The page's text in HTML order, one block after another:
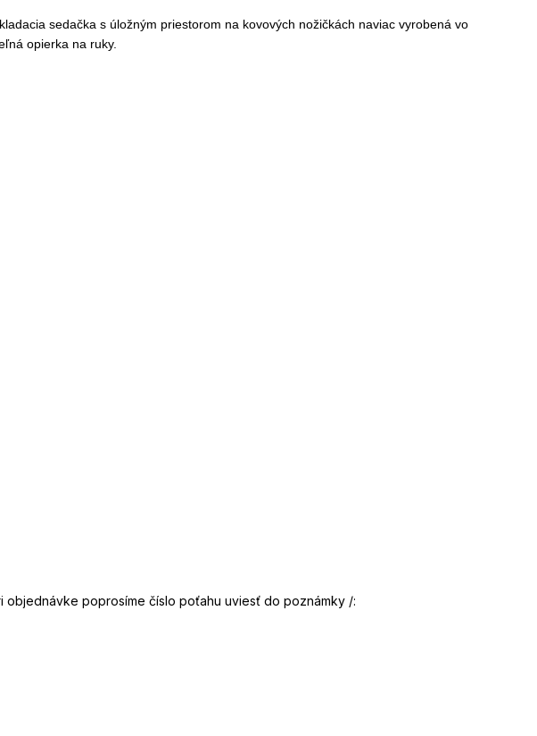
sedačka s úložným priestorom na kovových nožičkách naviac vyrobená vo
opierka na ruky.
poprosíme číslo poťahu uviesť do poznámky /: